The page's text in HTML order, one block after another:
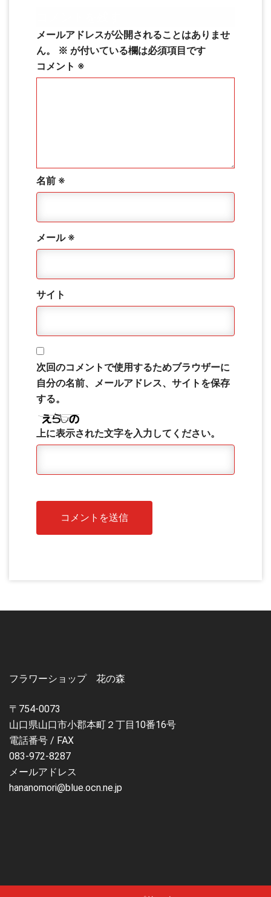
メールアドレスが公開されることはありませ
ん。
※ が付いている欄は必須項目です
コメント ※
名前 ※
メール ※
サイト
次回のコメントで使用するためブラウザーに
自分の名前、メールアドレス、サイトを保存
する。
上に表示された文字を入力してください。
フラワーショップ 花の森
〒754-0073
山口県山口市小郡本町２丁目10番16号
電話番号 / FAX
083-972-8287
メールアドレス
hananomori@blue.ocn.ne.jp